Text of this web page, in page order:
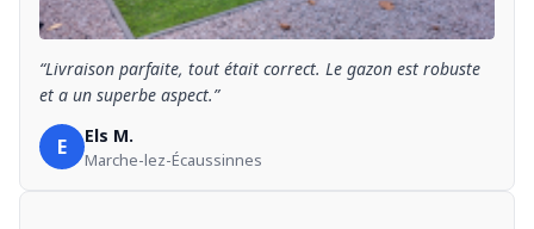
“Livraison parfaite, tout était correct. Le gazon est robuste
et a un superbe aspect.”
E Els M.
Marche-lez-Écaussinnes